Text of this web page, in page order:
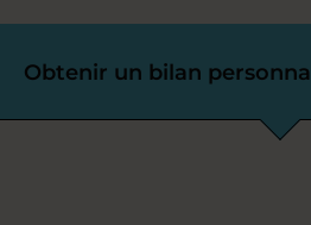
Obtenir un bilan